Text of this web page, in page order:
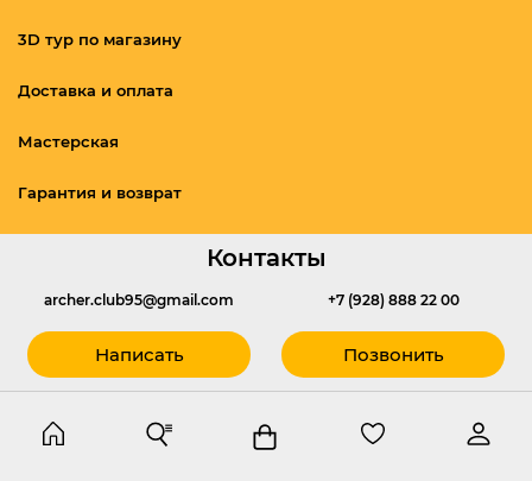
3D тур по магазину
Доставка и оплата
Мастерская
Гарантия и возврат
Контакты
archer.club95@gmail.com
Написать
+7 (928) 888 22 00
Позвонить